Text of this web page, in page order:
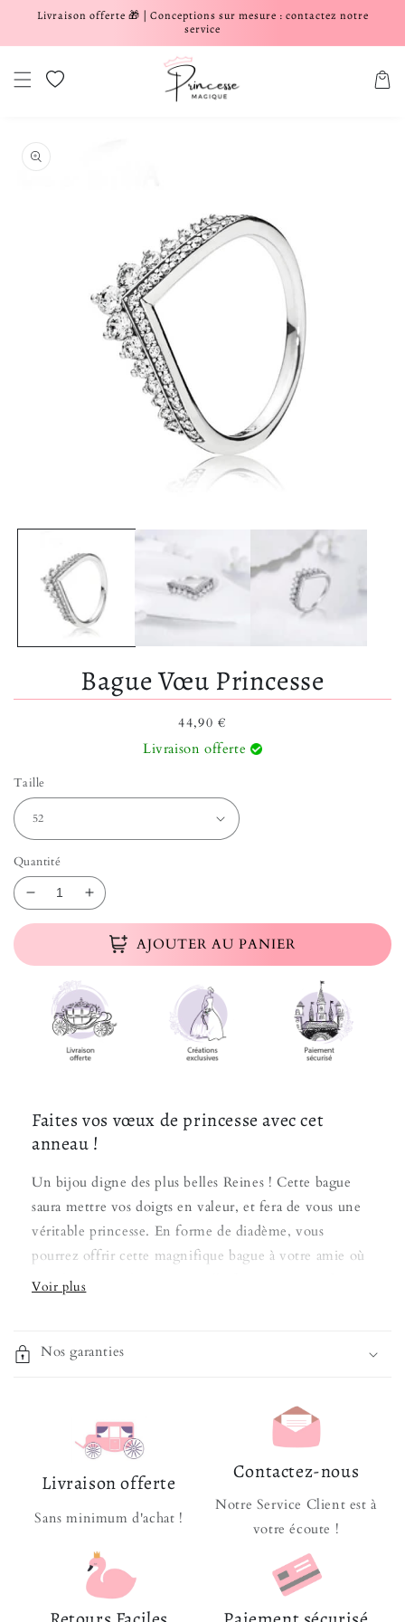
et passer au contenu
Livraison offerte 🎁 | Conceptions sur mesure : contactez notre
service
Liste de souhaits Panier
informations produits
Bague Vœu Princesse
Prix habituel
44,90 €
Livraison offerte
Taille
Quantité
Réduire la quantité de Bague Vœu Princesse
Augmenter la quantité de Bague Vœu
AJOUTER AU PANIER
Faites vos vœux de princesse avec cet
anneau !
Un bijou digne des plus belles Reines ! Cette bague
saura mettre vos doigts en valeur, et fera de vous une
véritable princesse. En forme de diadème, vous
pourrez offrir cette magnifique bague à votre amie où
une de vos proches pour qu'elle fasse ses
minimaliste incroyable. Ces petites pierres sont posées
avec précaution,artisanalement
, pour que le rendu et
la durabilité soient sans égal !
Taille unique ajustable
Ne noircit pas, reste brillant
Aucune forme de gêne sur la peau
Poids : 2,7g
Nos garanties
Livraison offerte
Sans minimum d'achat !
Contactez-nous
Notre Service Client est à
votre écoute !